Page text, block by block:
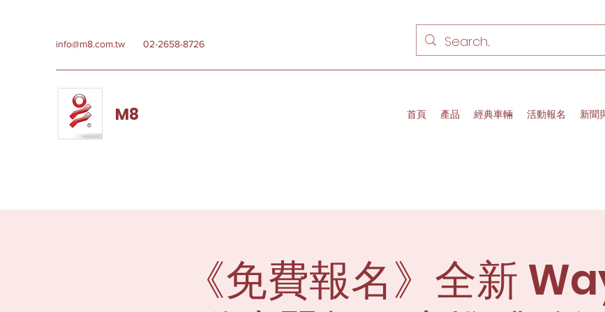
info@m8.com.tw 02-2658-8726
M8 首頁 產品 經典車輛 活動報名 新聞
《免費報名》全新